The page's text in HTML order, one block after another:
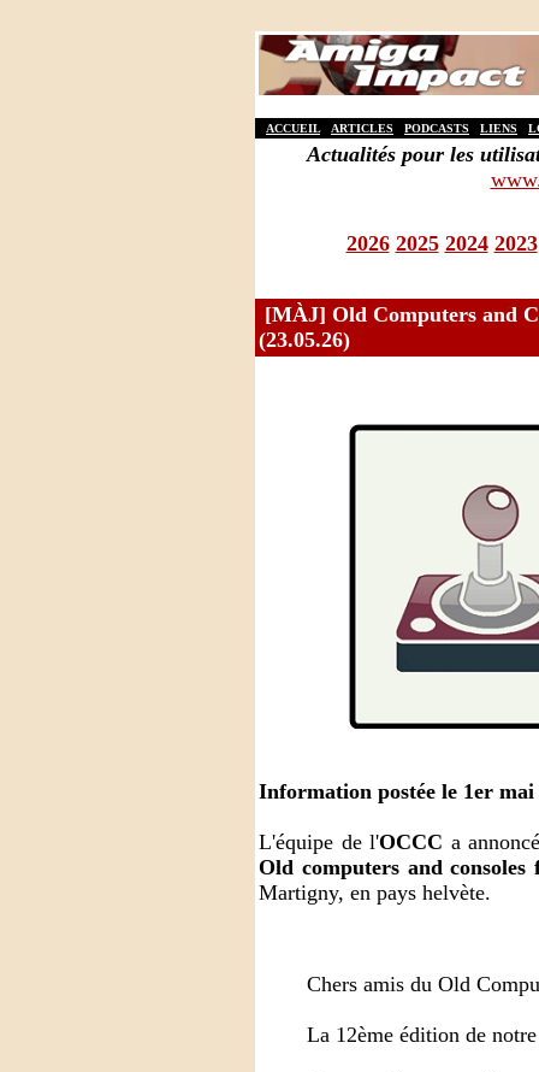
ACCUEIL ARTICLES PODCASTS LIENS
Actualités pour les
2026 2025 2024 2023
[MÀJ] Old Computers and
(23.05.26)
Information postée le 1er mai
L'équipe de l'OCCC a
Old computers and consoles
Martigny, en pays helvète.
Chers amis du Old
La 12ème édition de